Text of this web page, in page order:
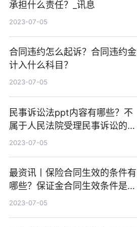
承担什么责任？_讯息
2023-07-05
合同违约怎么起诉？合同违约金
计入什么科目？
2023-07-05
民事诉讼法ppt内容有哪些？不
属于人民法院受理民事诉讼的范
围介绍
2023-07-05
最资讯丨保险合同生效的条件有
哪些？保证金合同生效条件是什
么？
2023-07-05